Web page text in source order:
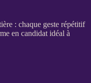
: chaque geste répétitif
en candidat idéal à